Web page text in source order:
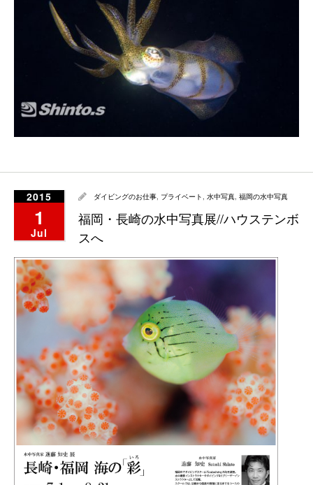
2015
1
Jul
ダイビングのお仕事, プライベート, 水中写真, 福岡の水中写真
福岡・長崎の水中写真展//ハウステンボ
スへ